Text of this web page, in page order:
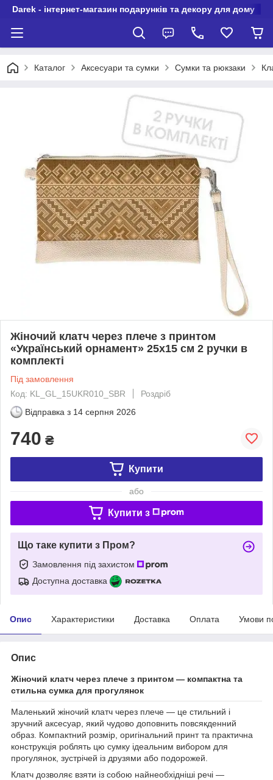
Darek - інтернет-магазин подарунків та декору для дому
Каталог Аксесуари та сумки Сумки та рюкзаки
Жіночий клатч через плече з принтом
«Український орнамент» 25х15 см 2 ручки в
комплекті
Під замовлення
Код: KL_GL_15UKR010_SBR
Роздріб
Відправка з 14 серпня 2026
740 ₴
Купити
або
Купити з
Що таке купити з Пром?
Замовлення під захистом
Доступна доставка
Опис Характеристики Доставка Оплата Умови
Опис
Жіночий клатч через плече з принтом — компактна та
стильна сумка для прогулянок
Маленький жіночий клатч через плече — це стильний і
зручний аксесуар, який чудово доповнить повсякденний
образ. Компактний розмір, оригінальний принт та практична
конструкція роблять цю сумку ідеальним вибором для
прогулянок, зустрічей із друзями або подорожей.
Клатч дозволяє взяти із собою найнеобхідніші речі —